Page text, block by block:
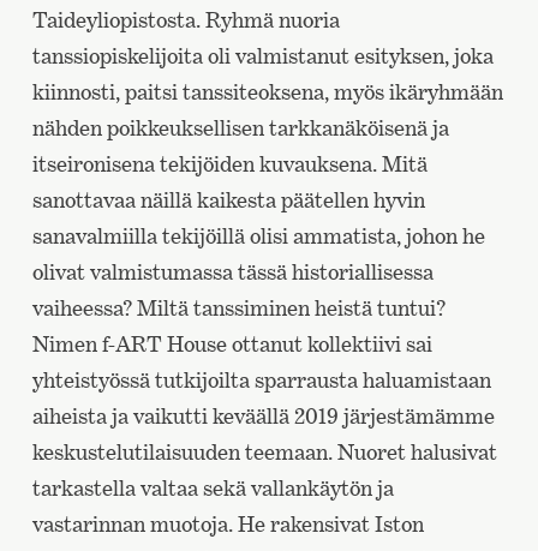
Taideyliopistosta. Ryhmä nuoria
tanssiopiskelijoita oli valmistanut esityksen, joka
kiinnosti, paitsi tanssiteoksena, myös ikäryhmään
nähden poikkeuksellisen tarkkanäköisenä ja
itseironisena tekijöiden kuvauksena. Mitä
sanottavaa näillä kaikesta päätellen hyvin
sanavalmiilla tekijöillä olisi ammatista, johon he
olivat valmistumassa tässä historiallisessa
vaiheessa? Miltä tanssiminen heistä tuntui?
Nimen f-ART House ottanut kollektiivi sai
yhteistyössä tutkijoilta sparrausta haluamistaan
aiheista ja vaikutti keväällä 2019 järjestämämme
keskustelutilaisuuden teemaan. Nuoret halusivat
tarkastella valtaa sekä vallankäytön ja
vastarinnan muotoja. He rakensivat Iston